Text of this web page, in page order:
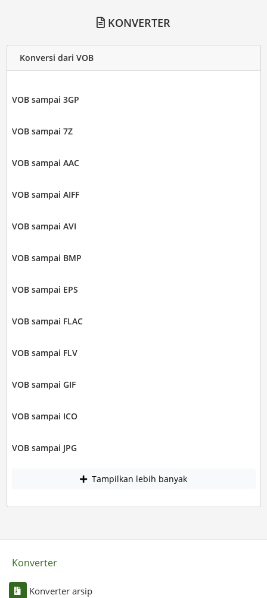
KONVERTER
Konversi dari VOB
VOB sampai 3GP
VOB sampai 7Z
VOB sampai AAC
VOB sampai AIFF
VOB sampai AVI
VOB sampai BMP
VOB sampai EPS
VOB sampai FLAC
VOB sampai FLV
VOB sampai GIF
VOB sampai ICO
VOB sampai JPG
Tampilkan lebih banyak
Konverter
Konverter arsip